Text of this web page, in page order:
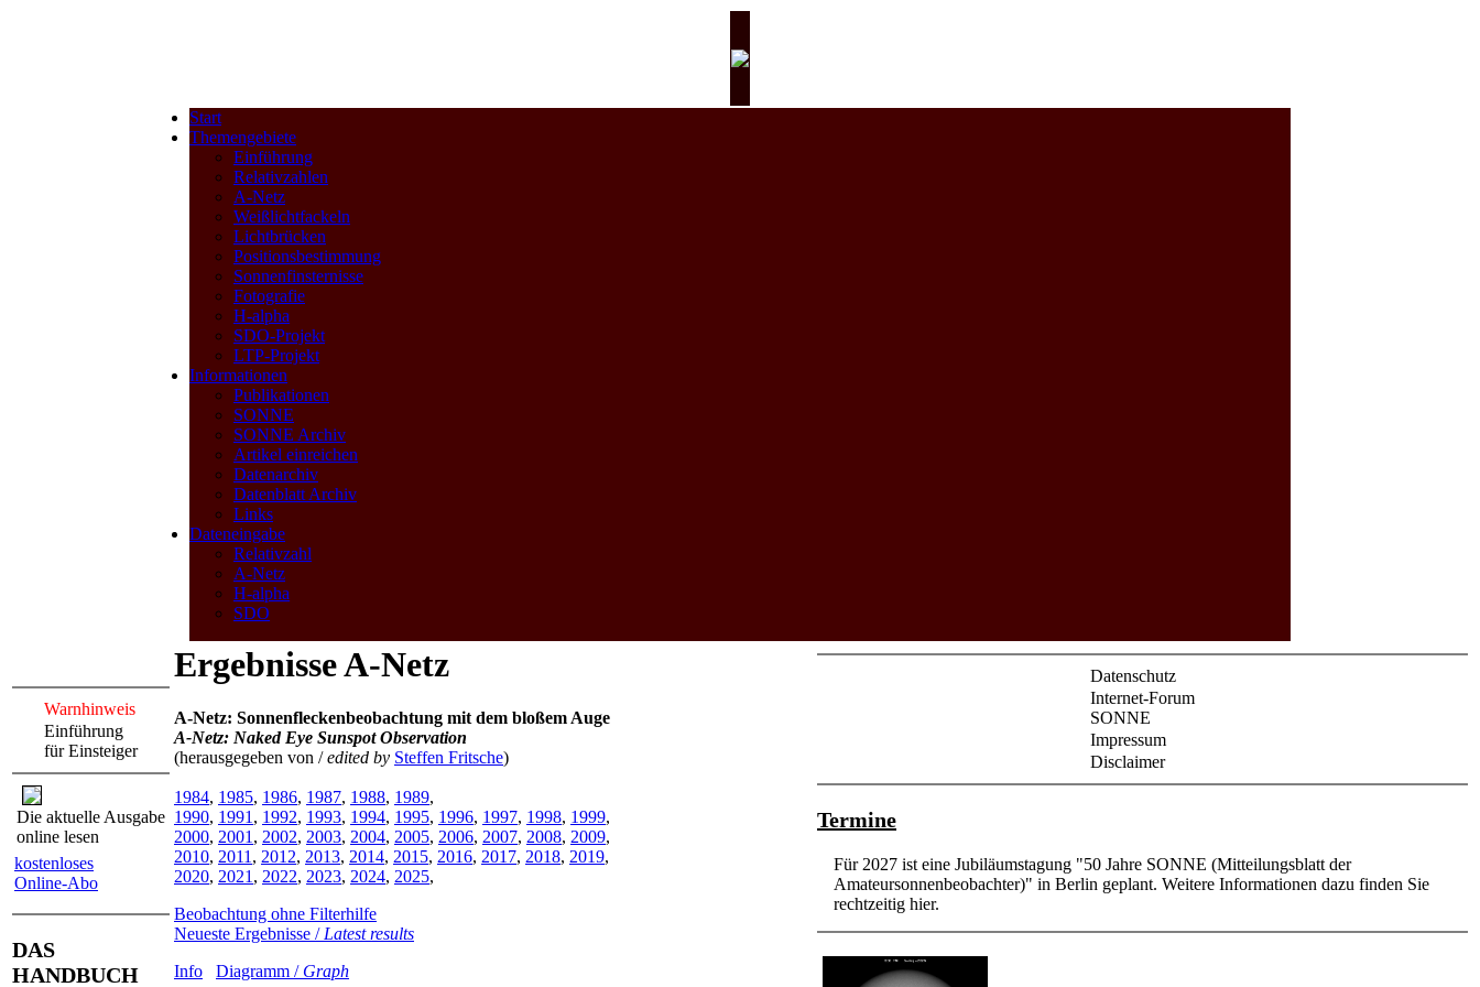
Start
Themengebiete
Einführung
Relativzahlen
A-Netz
Weißlichtfackeln
Lichtbrücken
Positionsbestimmung
Sonnenfinsternisse
Fotografie
H-alpha
SDO-Projekt
LTP-Projekt
Informationen
Publikationen
SONNE
SONNE Archiv
Artikel einreichen
Datenarchiv
Datenblatt Archiv
Links
Dateneingabe
Relativzahl
A-Netz
H-alpha
SDO
Warnhinweis
Einführung
für Einsteiger
Die aktuelle Ausgabe
online lesen
kostenloses
Online-Abo
DAS
HANDBUCH
Ergebnisse A-Netz
A-Netz: Sonnenfleckenbeobachtung mit dem bloßem Auge
A-Netz: Naked Eye Sunspot Observation
(herausgegeben von /edited by Steffen Fritsche)
1984, 1985, 1986, 1987, 1988, 1989,
1990, 1991, 1992, 1993, 1994, 1995, 1996, 1997, 1998, 1999,
2000, 2001, 2002, 2003, 2004, 2005, 2006, 2007, 2008, 2009,
2010, 2011, 2012, 2013, 2014, 2015, 2016, 2017, 2018, 2019,
2020, 2021, 2022, 2023, 2024, 2025,
Beobachtung ohne Filterhilfe
Neueste Ergebnisse /Latest results
Info
Diagramm / Graph
Datenschutz
Internet-Forum
SONNE
Impressum
Disclaimer
Termine
Für 2027 ist eine Jubiläumstagung "50 Jahre SONNE (Mitteilungsblatt der
Amateursonnenbeobachter)" in Berlin geplant. Weitere Informationen dazu finden Sie
rechtzeitig hier.